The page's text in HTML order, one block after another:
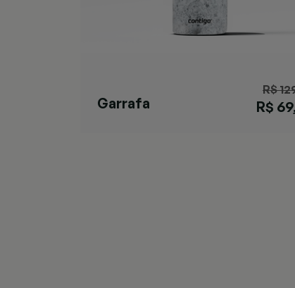
Garrafa
R$
R$